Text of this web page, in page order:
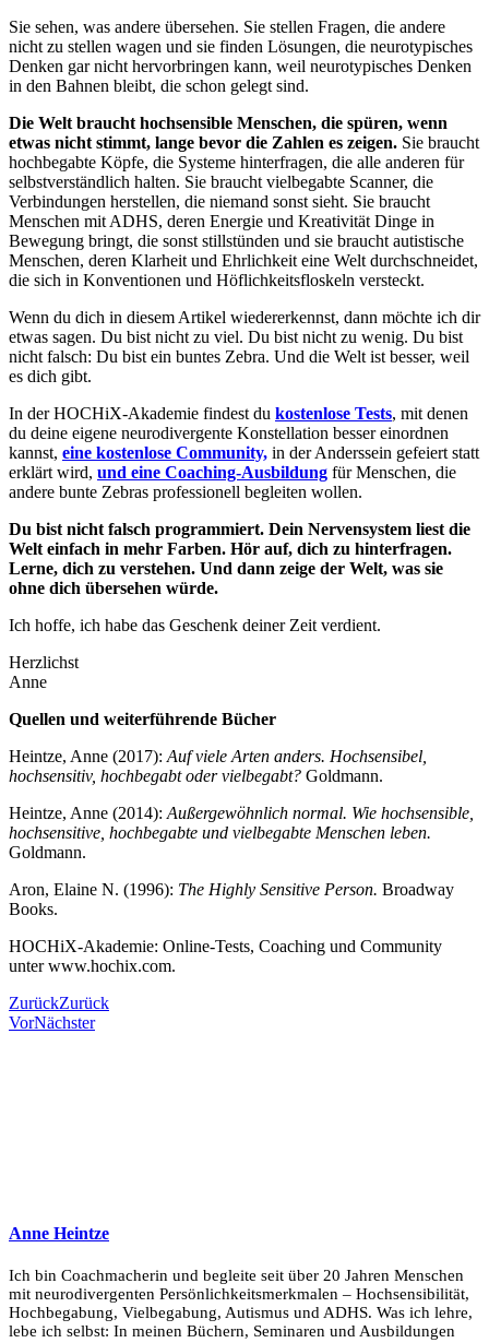
Sie sehen, was andere übersehen. Sie stellen Fragen, die andere
nicht zu stellen wagen und sie finden Lösungen, die neurotypisches
Denken gar nicht hervorbringen kann, weil neurotypisches Denken
in den Bahnen bleibt, die schon gelegt sind.
Die Welt braucht hochsensible Menschen, die spüren, wenn
etwas nicht stimmt, lange bevor die Zahlen es zeigen. Sie braucht
hochbegabte Köpfe, die Systeme hinterfragen, die alle anderen für
selbstverständlich halten. Sie braucht vielbegabte Scanner, die
Verbindungen herstellen, die niemand sonst sieht. Sie braucht
Menschen mit ADHS, deren Energie und Kreativität Dinge in
Bewegung bringt, die sonst stillstünden und sie braucht autistische
Menschen, deren Klarheit und Ehrlichkeit eine Welt durchschneidet,
die sich in Konventionen und Höflichkeitsfloskeln versteckt.
Wenn du dich in diesem Artikel wiedererkennst, dann möchte ich dir
etwas sagen. Du bist nicht zu viel. Du bist nicht zu wenig. Du bist
nicht falsch: Du bist ein buntes Zebra. Und die Welt ist besser, weil
es dich gibt.
In der HOCHiX-Akademie findest du kostenlose Tests, mit denen
du deine eigene neurodivergente Konstellation besser einordnen
kannst, eine kostenlose Community, in der Anderssein gefeiert statt
erklärt wird, und eine Coaching-Ausbildung für Menschen, die
andere bunte Zebras professionell begleiten wollen.
Du bist nicht falsch programmiert. Dein Nervensystem liest die
Welt einfach in mehr Farben. Hör auf, dich zu hinterfragen.
Lerne, dich zu verstehen. Und dann zeige der Welt, was sie
ohne dich übersehen würde.
Ich hoffe, ich habe das Geschenk deiner Zeit verdient.
Herzlichst
Anne
Quellen und weiterführende Bücher
Heintze, Anne (2017): Auf viele Arten anders. Hochsensibel,
hochsensitiv, hochbegabt oder vielbegabt? Goldmann.
Heintze, Anne (2014): Außergewöhnlich normal. Wie hochsensible,
hochsensitive, hochbegabte und vielbegabte Menschen leben.
Goldmann.
Aron, Elaine N. (1996): The Highly Sensitive Person. Broadway
Books.
HOCHiX-Akademie: Online-Tests, Coaching und Community
unter www.hochix.com.
ZurückZurück
VorNächster
Anne Heintze
Ich bin Coachmacherin und begleite seit über 20 Jahren Menschen
mit neurodivergenten Persönlichkeitsmerkmalen – Hochsensibilität,
Hochbegabung, Vielbegabung, Autismus und ADHS. Was ich lehre,
lebe ich selbst: In meinen Büchern, Seminaren und Ausbildungen